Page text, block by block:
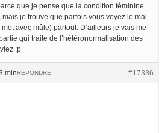
que je pense que la condition féminine
je trouve que parfois vous voyez le mal
avec mâle) partout. D’ailleurs je vais me
qui traite de l’hétéronormalisation des
;p
min #17336
RÉPONDRE